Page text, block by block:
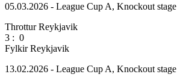
05.03.2026 - League Cup A, Knockout stage
Throttur Reykjavik
3 : 0
Fylkir Reykjavik
13.02.2026 - League Cup A, Knockout stage